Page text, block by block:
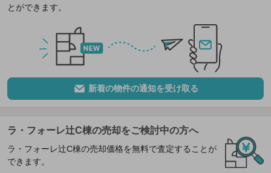
とができます。
新着の物件の通知を受け取る
ラ・フォーレ辻C棟の売却をご検討中の方へ
ラ・フォーレ辻C棟の売却価格を無料で査定することが
できます。